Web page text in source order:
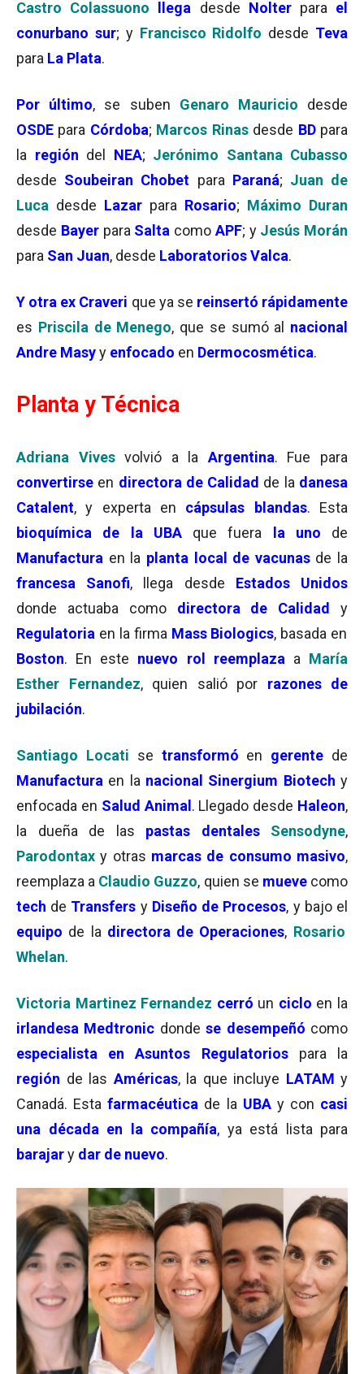
Castro Colassuono llega desde Nolterpara el
conurbano sur; y Francisco Ridolfo desde Teva
para La Plata.
Por último, se suben Genaro Mauricio desde
OSDE para Córdoba; Marcos Rinasdesde BDpara
la región del NEA; Jerónimo Santana Cubasso
desde Soubeiran Chobet para Paraná; Juan de
Luca desde Lazar para Rosario; Máximo Duran
desde Bayer para Salta como APF; y Jesús Morán
para San Juan, desde Laboratorios Valca.
Y otra ex Craveri que ya se reinsertó rápidamente
es Priscila de Menego, que se sumó al nacional
Andre Masyy enfocado en Dermocosmética.
Planta y Técnica
Adriana Vivesvolvió a la Argentina. Fue para
convertirse en directora de Calidad de la danesa
Catalent, y experta en cápsulas blandas. Esta
bioquímica de la UBAque fuera la uno de
Manufactura en la planta local de vacunasde la
francesa Sanofi, llega desde Estados Unidos
donde actuaba como directora de Calidad y
Regulatoria en la firma Mass Biologics, basada en
Boston. En este nuevo rol reemplaza a María
Esther Fernandez, quien salió por razones de
jubilación.
Santiago Locati se transformó en gerente de
Manufactura en la nacional Sinergium Biotech y
enfocada en Salud Animal . Llegado desde Haleon,
la dueña de las pastas dentales Sensodyne,
Parodontax y otras marcas de consumo masivo,
reemplaza a Claudio Guzzo, quien se mueve como
tech de Transfers y Diseño de Procesos, y bajo el
equipo de la directora de Operaciones, Rosario
Whelan.
Victoria Martinez Fernandez cerró un ciclo en la
irlandesa Medtronic dondese desempeñó como
especialista en Asuntos Regulatoriospara la
región de las Américas, la que incluye LATAM y
Canadá. Estafarmacéutica de la UBA y con casi
una década en la compañía, ya está lista para
barajary dar de nuevo.